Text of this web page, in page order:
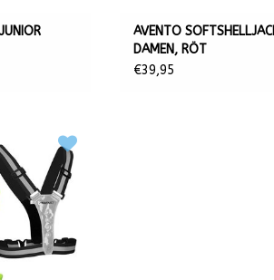
AVENTO
DAMEN, RÖT
€39,95